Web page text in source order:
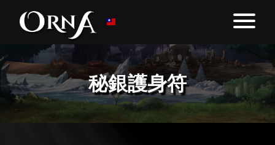
秘銀護身符